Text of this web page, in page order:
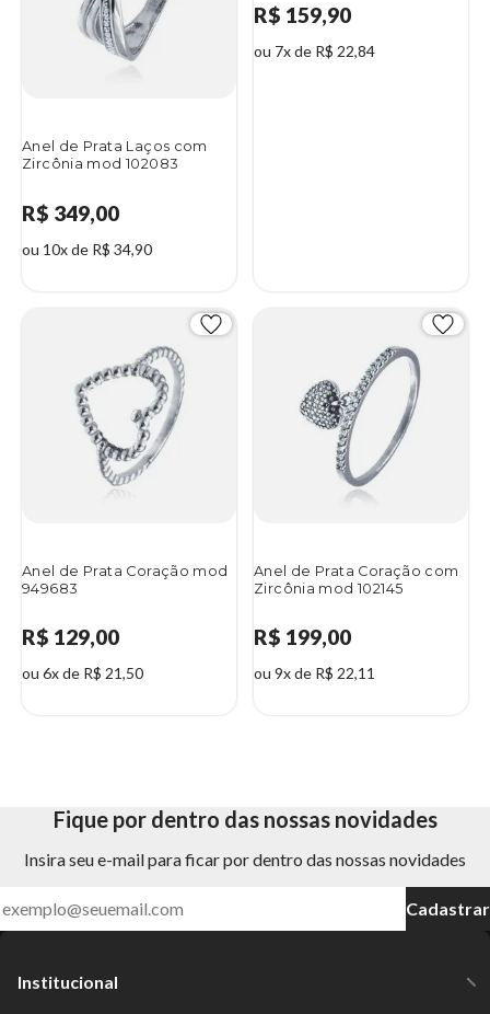
Anel de Prata Laços com
Zircônia mod 102083
R$ 349,00
ou 10x de R$ 34,90
R$ 159,90
ou 7x de R$ 22,84
Anel de Prata Coração mod
949683
R$ 129,00
ou 6x de R$ 21,50
Anel de Prata Coração com
Zircônia mod 102145
R$ 199,00
ou 9x de R$ 22,11
Fique por dentro das nossas novidades
Insira seu e-mail para ficar por dentro das nossas novidades
Cadastrar
Institucional